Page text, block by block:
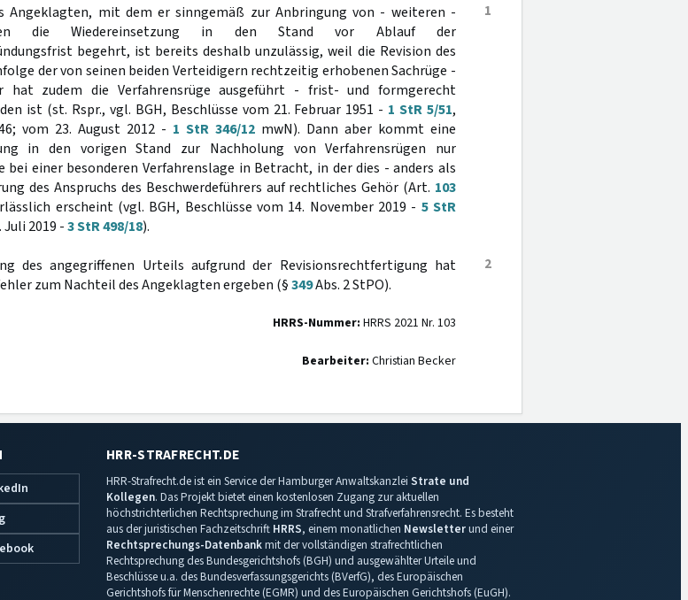
1
Angeklagten, mit dem er sinngemäß zur Anbringung von - weiteren -
die Wiedereinsetzung in den Stand vor Ablauf der
begehrt, ist bereits deshalb unzulässig, weil die Revision des
der von seinen beiden Verteidigern rechtzeitig erhobenen Sachrüge -
hat zudem die Verfahrensrüge ausgeführt - frist- und formgerecht
ist (st. Rspr., vgl. BGH, Beschlüsse vom 21. Februar 1951 - 1 StR 5/51,
vom 23. August 2012 - 1 StR 346/12 mwN). Dann aber kommt eine
in den vorigen Stand zur Nachholung von Verfahrensrügen nur
bei einer besonderen Verfahrenslage in Betracht, in der dies - anders als
des Anspruchs des Beschwerdeführers auf rechtliches Gehör (Art. 103
erscheint (vgl. BGH, Beschlüsse vom 14. November 2019 - 5 StR
Juli 2019 -3 StR 498/18).
2
des angegriffenen Urteils aufgrund der Revisionsrechtfertigung hat
zum Nachteil des Angeklagten ergeben (§349Abs. 2 StPO).
HRRS-Nummer: HRRS 2021 Nr. 103
Bearbeiter: Christian Becker
HRR-STRAFRECHT.DE
HRR-Strafrecht.de ist ein Service der Hamburger Anwaltskanzlei Strate und
Kollegen. Das Projekt bietet einen kostenlosen Zugang zur aktuellen
höchstrichterlichen Rechtsprechung im Strafrecht und Strafverfahrensrecht. Es besteht
aus der juristischen Fachzeitschrift HRRS, einem monatlichen Newsletterund einer
Rechtsprechungs-Datenbankmit der vollständigen strafrechtlichen
Rechtsprechung des Bundesgerichtshofs (BGH) und ausgewählter Urteile und
Beschlüsse u.a. des Bundesverfassungsgerichts (BVerfG), des Europäischen
Gerichtshofs für Menschenrechte (EGMR) und des Europäischen Gerichtshofs (EuGH).